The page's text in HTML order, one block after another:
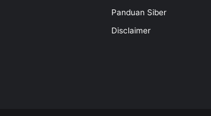
Panduan Siber
Disclaimer